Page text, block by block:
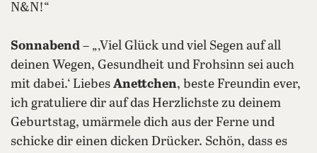
N&N!“
Sonnabend – „‚Viel Glück und viel Segen auf all
deinen Wegen, Gesundheit und Frohsinn sei auch
mit dabei.‘ Liebes Anettchen, beste Freundin ever,
ich gratuliere dir auf das Herzlichste zu deinem
Geburtstag, umärmele dich aus der Ferne und
schicke dir einen dicken Drücker. Schön, dass es